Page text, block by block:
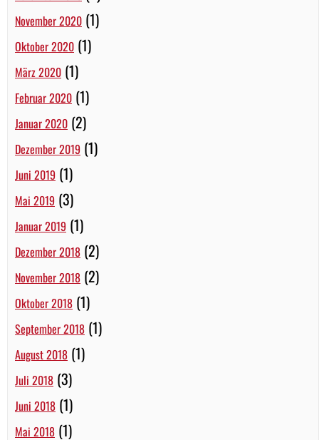
November 2020 (1)
Oktober 2020 (1)
März 2020 (1)
Februar 2020 (1)
Januar 2020 (2)
Dezember 2019 (1)
Juni 2019 (1)
Mai 2019 (3)
Januar 2019 (1)
Dezember 2018 (2)
November 2018 (2)
Oktober 2018 (1)
September 2018 (1)
August 2018 (1)
Juli 2018 (3)
Juni 2018 (1)
Mai 2018 (1)